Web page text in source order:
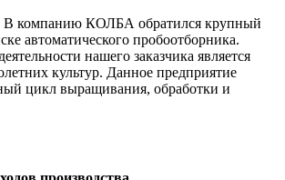
В компанию КОЛБА обратился крупный
автоматического пробоотборника.
нашего заказчика является
культур. Данное предприятие
цикл выращивания, обработки и